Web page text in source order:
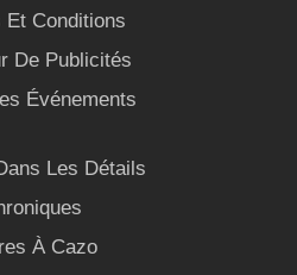
Et Conditions
De Publicités
Événements
Les Détails
À Cazo